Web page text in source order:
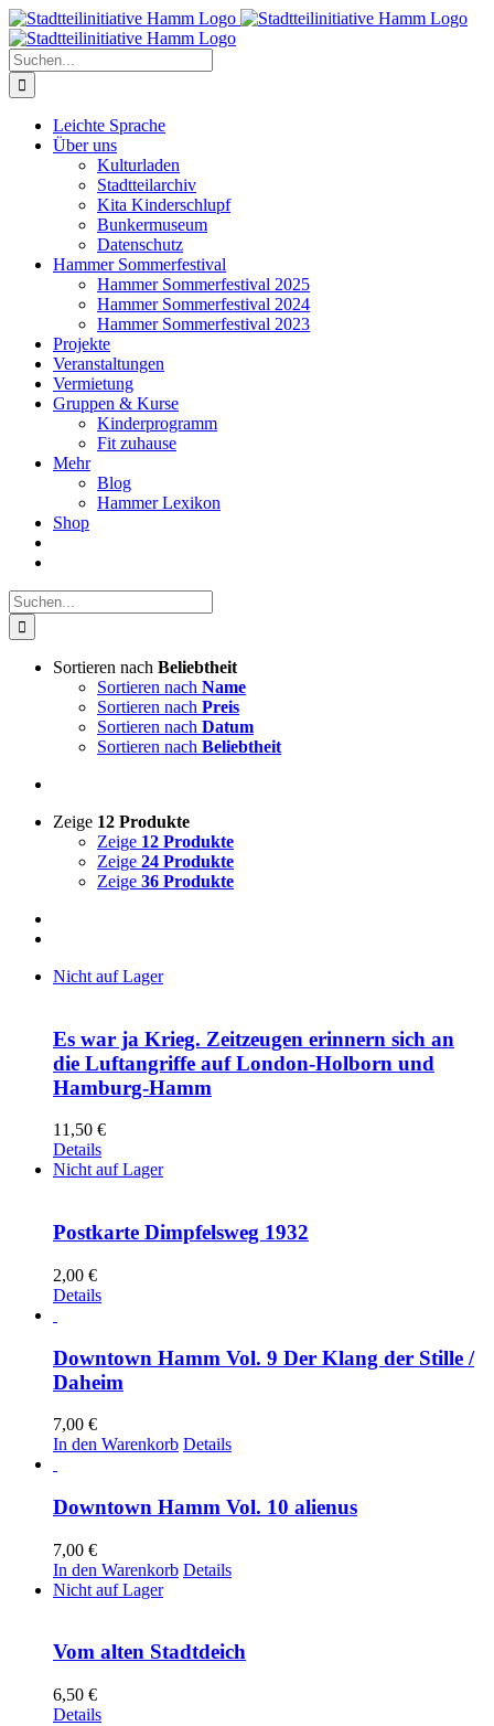
Zum
Inhalt
springen
Suche
nach:
Leichte Sprache
Über uns
Kulturladen
Stadtteilarchiv
Kita Kinderschlupf
Bunkermuseum
Datenschutz
Hammer Sommerfestival
Hammer Sommerfestival 2025
Hammer Sommerfestival 2024
Hammer Sommerfestival 2023
Projekte
Veranstaltungen
Vermietung
Gruppen & Kurse
Kinderprogramm
Fit zuhause
Mehr
Blog
Hammer Lexikon
Shop
Suche
nach:
Sortieren nach Beliebtheit
Sortieren nach Name
Sortieren nach Preis
Sortieren nach Datum
Sortieren nach Beliebtheit
Zeige 12 Produkte
Zeige 12 Produkte
Zeige 24 Produkte
Zeige 36 Produkte
Nicht auf Lager
Es war ja Krieg. Zeitzeugen erinnern sich an
die Luftangriffe auf London-Holborn und
Hamburg-Hamm
11,50 €
Details
Nicht auf Lager
Postkarte Dimpfelsweg 1932
2,00 €
Details
Downtown Hamm Vol. 9 Der Klang der Stille /
Daheim
7,00 €
In den Warenkorb Details
Downtown Hamm Vol. 10 alienus
7,00 €
In den Warenkorb Details
Nicht auf Lager
Vom alten Stadtdeich
6,50 €
Details